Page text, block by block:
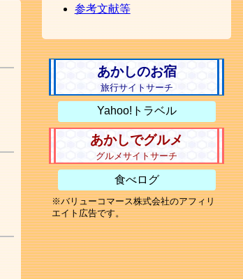
参考文献等
あかしのお宿
旅行サイトサーチ
Yahoo!トラベル
あかしでグルメ
グルメサイトサーチ
食べログ
※バリューコマース株式会社のアフィリ
エイト広告です。